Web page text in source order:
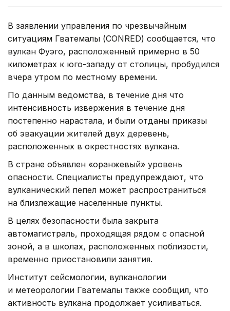
В заявлении управления по чрезвычайным
ситуациям Гватемалы (CONRED) сообщается, что
вулкан Фуэго, расположенный примерно в 50
километрах к юго-западу от столицы, пробудился
вчера утром по местному времени.
По данным ведомства, в течение дня что
интенсивность извержения в течение дня
постепенно нарастала, и были отданы приказы
об эвакуации жителей двух деревень,
расположенных в окрестностях вулкана.
В стране объявлен «оранжевый» уровень
опасности. Специалисты предупреждают, что
вулканический пепел может распространиться
на близлежащие населенные пункты.
В целях безопасности была закрыта
автомагистраль, проходящая рядом с опасной
зоной, а в школах, расположенных поблизости,
временно приостановили занятия.
Институт сейсмологии, вулканологии
и метеорологии Гватемалы также сообщил, что
активность вулкана продолжает усиливаться.